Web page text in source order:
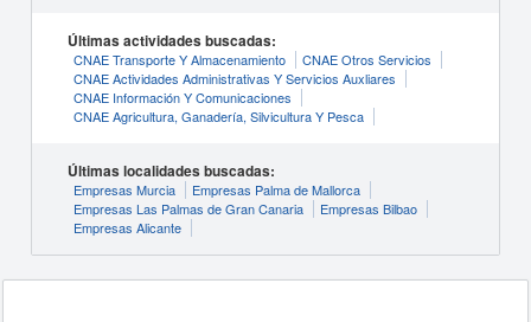
Últimas actividades buscadas:
CNAE Transporte Y Almacenamiento
CNAE Otros Servicios
CNAE Actividades Administrativas Y Servicios Auxliares
CNAE Información Y Comunicaciones
CNAE Agricultura, Ganadería, Silvicultura Y Pesca
Últimas localidades buscadas:
Empresas Murcia
Empresas Palma de Mallorca
Empresas Las Palmas de Gran Canaria
Empresas Bilbao
Empresas Alicante